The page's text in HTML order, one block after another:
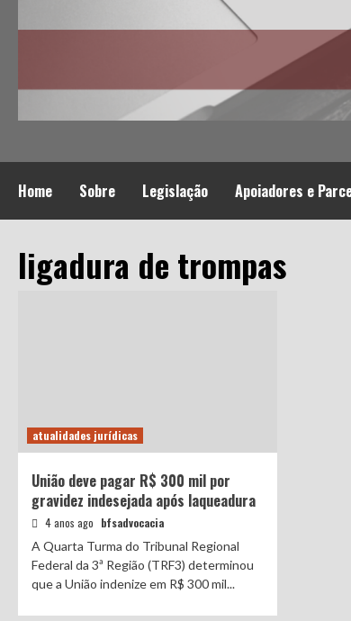
Home Sobre Legislação Apoiadores e
ligadura de trompas
atualidades jurídicas
União deve pagar R$ 300 mil por
gravidez indesejada após laqueadura
4 anos ago bfsadvocacia
A Quarta Turma do Tribunal Regional
Federal da 3ª Região (TRF3) determinou
que a União indenize em R$ 300 mil...